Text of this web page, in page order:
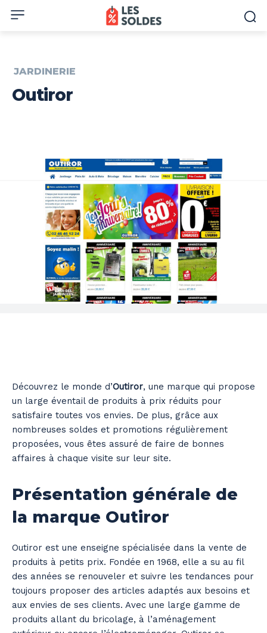
JARDINERIE
Outiror
Découvrez le monde d’Outiror, une marque qui propose
un large éventail de produits à prix réduits pour
satisfaire toutes vos envies. De plus, grâce aux
nombreuses soldes et promotions régulièrement
proposées, vous êtes assuré de faire de bonnes
affaires à chaque visite sur leur site.
Présentation générale de
la marque Outiror
Outiror est une enseigne spécialisée dans la vente de
produits à petits prix. Fondée en 1968, elle a su au fil
des années se renouveler et suivre les tendances pour
toujours proposer des articles adaptés aux besoins et
aux envies de ses clients. Avec une large gamme de
produits allant du bricolage, à l’aménagement